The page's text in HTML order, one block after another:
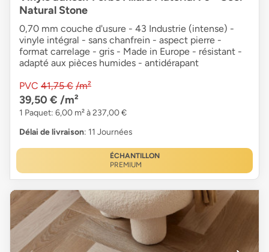
Natural Stone
0,70 mm couche d'usure - 43 Industrie (intense) -
vinyle intégral - sans chanfrein - aspect pierre -
format carrelage - gris - Made in Europe - résistant -
adapté aux pièces humides - antidérapant
PVC 41,75 € /m²
39,50 € /m²
1 Paquet: 6,00 m² à 237,00 €
Délai de livraison: 11 Journées
ÉCHANTILLON
PREMIUM